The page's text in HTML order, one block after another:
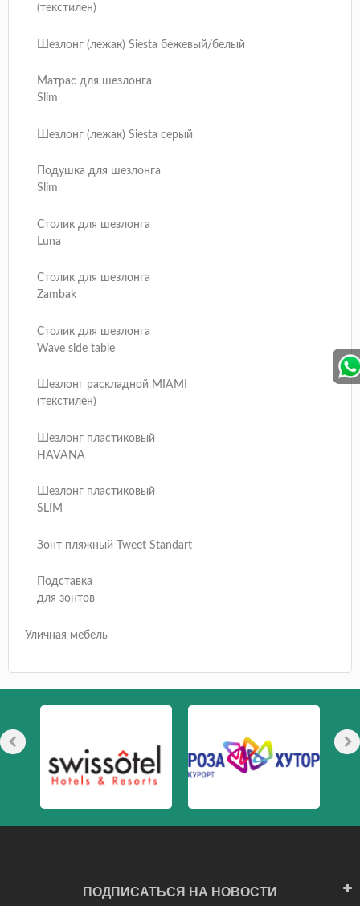
(текстилен)
Шезлонг (лежак) Siesta бежевый/белый
Матрас для шезлонга
Slim
Шезлонг (лежак) Siesta серый
Подушка для шезлонга
Slim
Столик для шезлонга
Luna
Столик для шезлонга
Zambak
Столик для шезлонга
Wave side table
Шезлонг раскладной MIAMI
(текстилен)
Шезлонг пластиковый
HAVANA
Шезлонг пластиковый
SLIM
Зонт пляжный Tweet Standart
Подставка
для зонтов
Уличная мебель
ПОДПИСАТЬСЯ НА НОВОСТИ